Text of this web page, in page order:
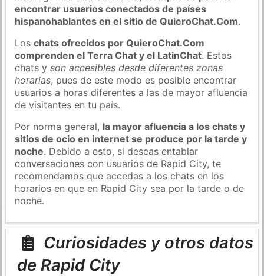
encontrar usuarios conectados de países
hispanohablantes en el sitio de QuieroChat.Com.
Loschats ofrecidos por QuieroChat.Com
comprenden el Terra Chat y el LatinChat. Estos
chats yson accesibles desde diferentes zonas
horarias, pues de este modo es posible encontrar
usuarios a horas diferentes a las de mayor afluencia
de visitantes en tu país.
Por norma general, la mayor afluencia a los chats y
sitios de ocio en internet se produce por la tarde y
noche. Debido a esto, si deseas entablar
conversaciones con usuarios de Rapid City, te
recomendamos que accedas a los chats en los
horarios en que en Rapid City sea por la tarde o de
noche.
Curiosidades y otros datos
de Rapid City